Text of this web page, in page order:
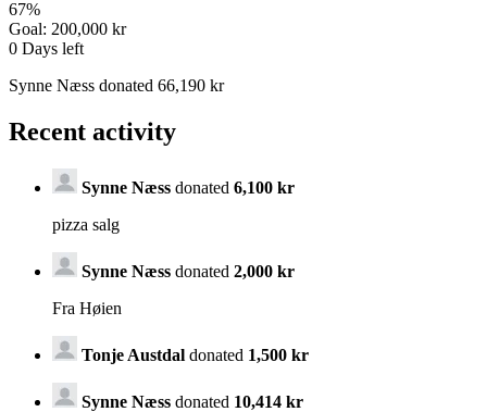
67%
Goal: 200,000 kr
0 Days left
Synne Næss donated 66,190 kr
Recent activity
Synne Næss donated 6,100 kr
pizza salg
Synne Næss donated 2,000 kr
Fra Høien
Tonje Austdal donated 1,500 kr
Synne Næss donated 10,414 kr